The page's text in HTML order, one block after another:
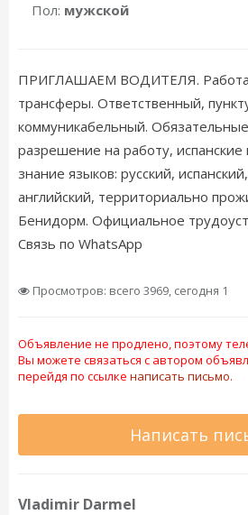
Пол: мужской
ПРИГЛАШАЕМ ВОДИТЕЛЯ. Работа
трансферы. Ответственный,
коммуникабельный.
разрешение на работу, испанские
знание языков: русский,
английский, территориально
Бенидорм. Официальное
Связь по WhatsApp
Просмотров: всего 3969, сегодня 1
Объявление не продлено, поэтому
Вы можете связаться с автором
перейдя по ссылке написать письмо.
Написать
Vladimir Darmel